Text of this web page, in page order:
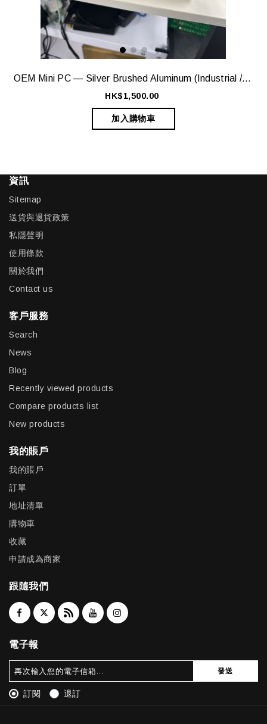
OEM Mini PC — Silver Brushed Aluminum (Industrial / Embedded Style)
HK$1,500.00
加入購物車
資訊
Sitemap
送貨與退貨政策
私隱聲明
使用條款
關於我們
Contact us
客戶服務
Search
News
Blog
Recently viewed products
Compare products list
New products
我的賬戶
我的賬戶
訂單
地址清單
購物車
收藏
申請成為商家
跟隨我們
電子報
發送
訂閱 退訂